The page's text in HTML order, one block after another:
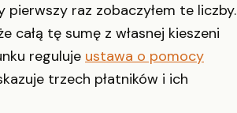
raz zobaczyłem te liczby.
całą tę sumę z własnej kieszeni
reguluje ustawa o pomocy
trzech płatników i ich